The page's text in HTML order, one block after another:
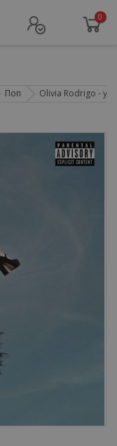
0
Поп Olivia Rodrigo -